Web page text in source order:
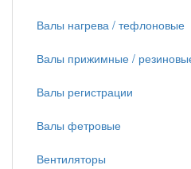
Валы нагрева / тефлоновые
Валы прижимные /
Валы регистрации
Валы фетровые
Вентиляторы